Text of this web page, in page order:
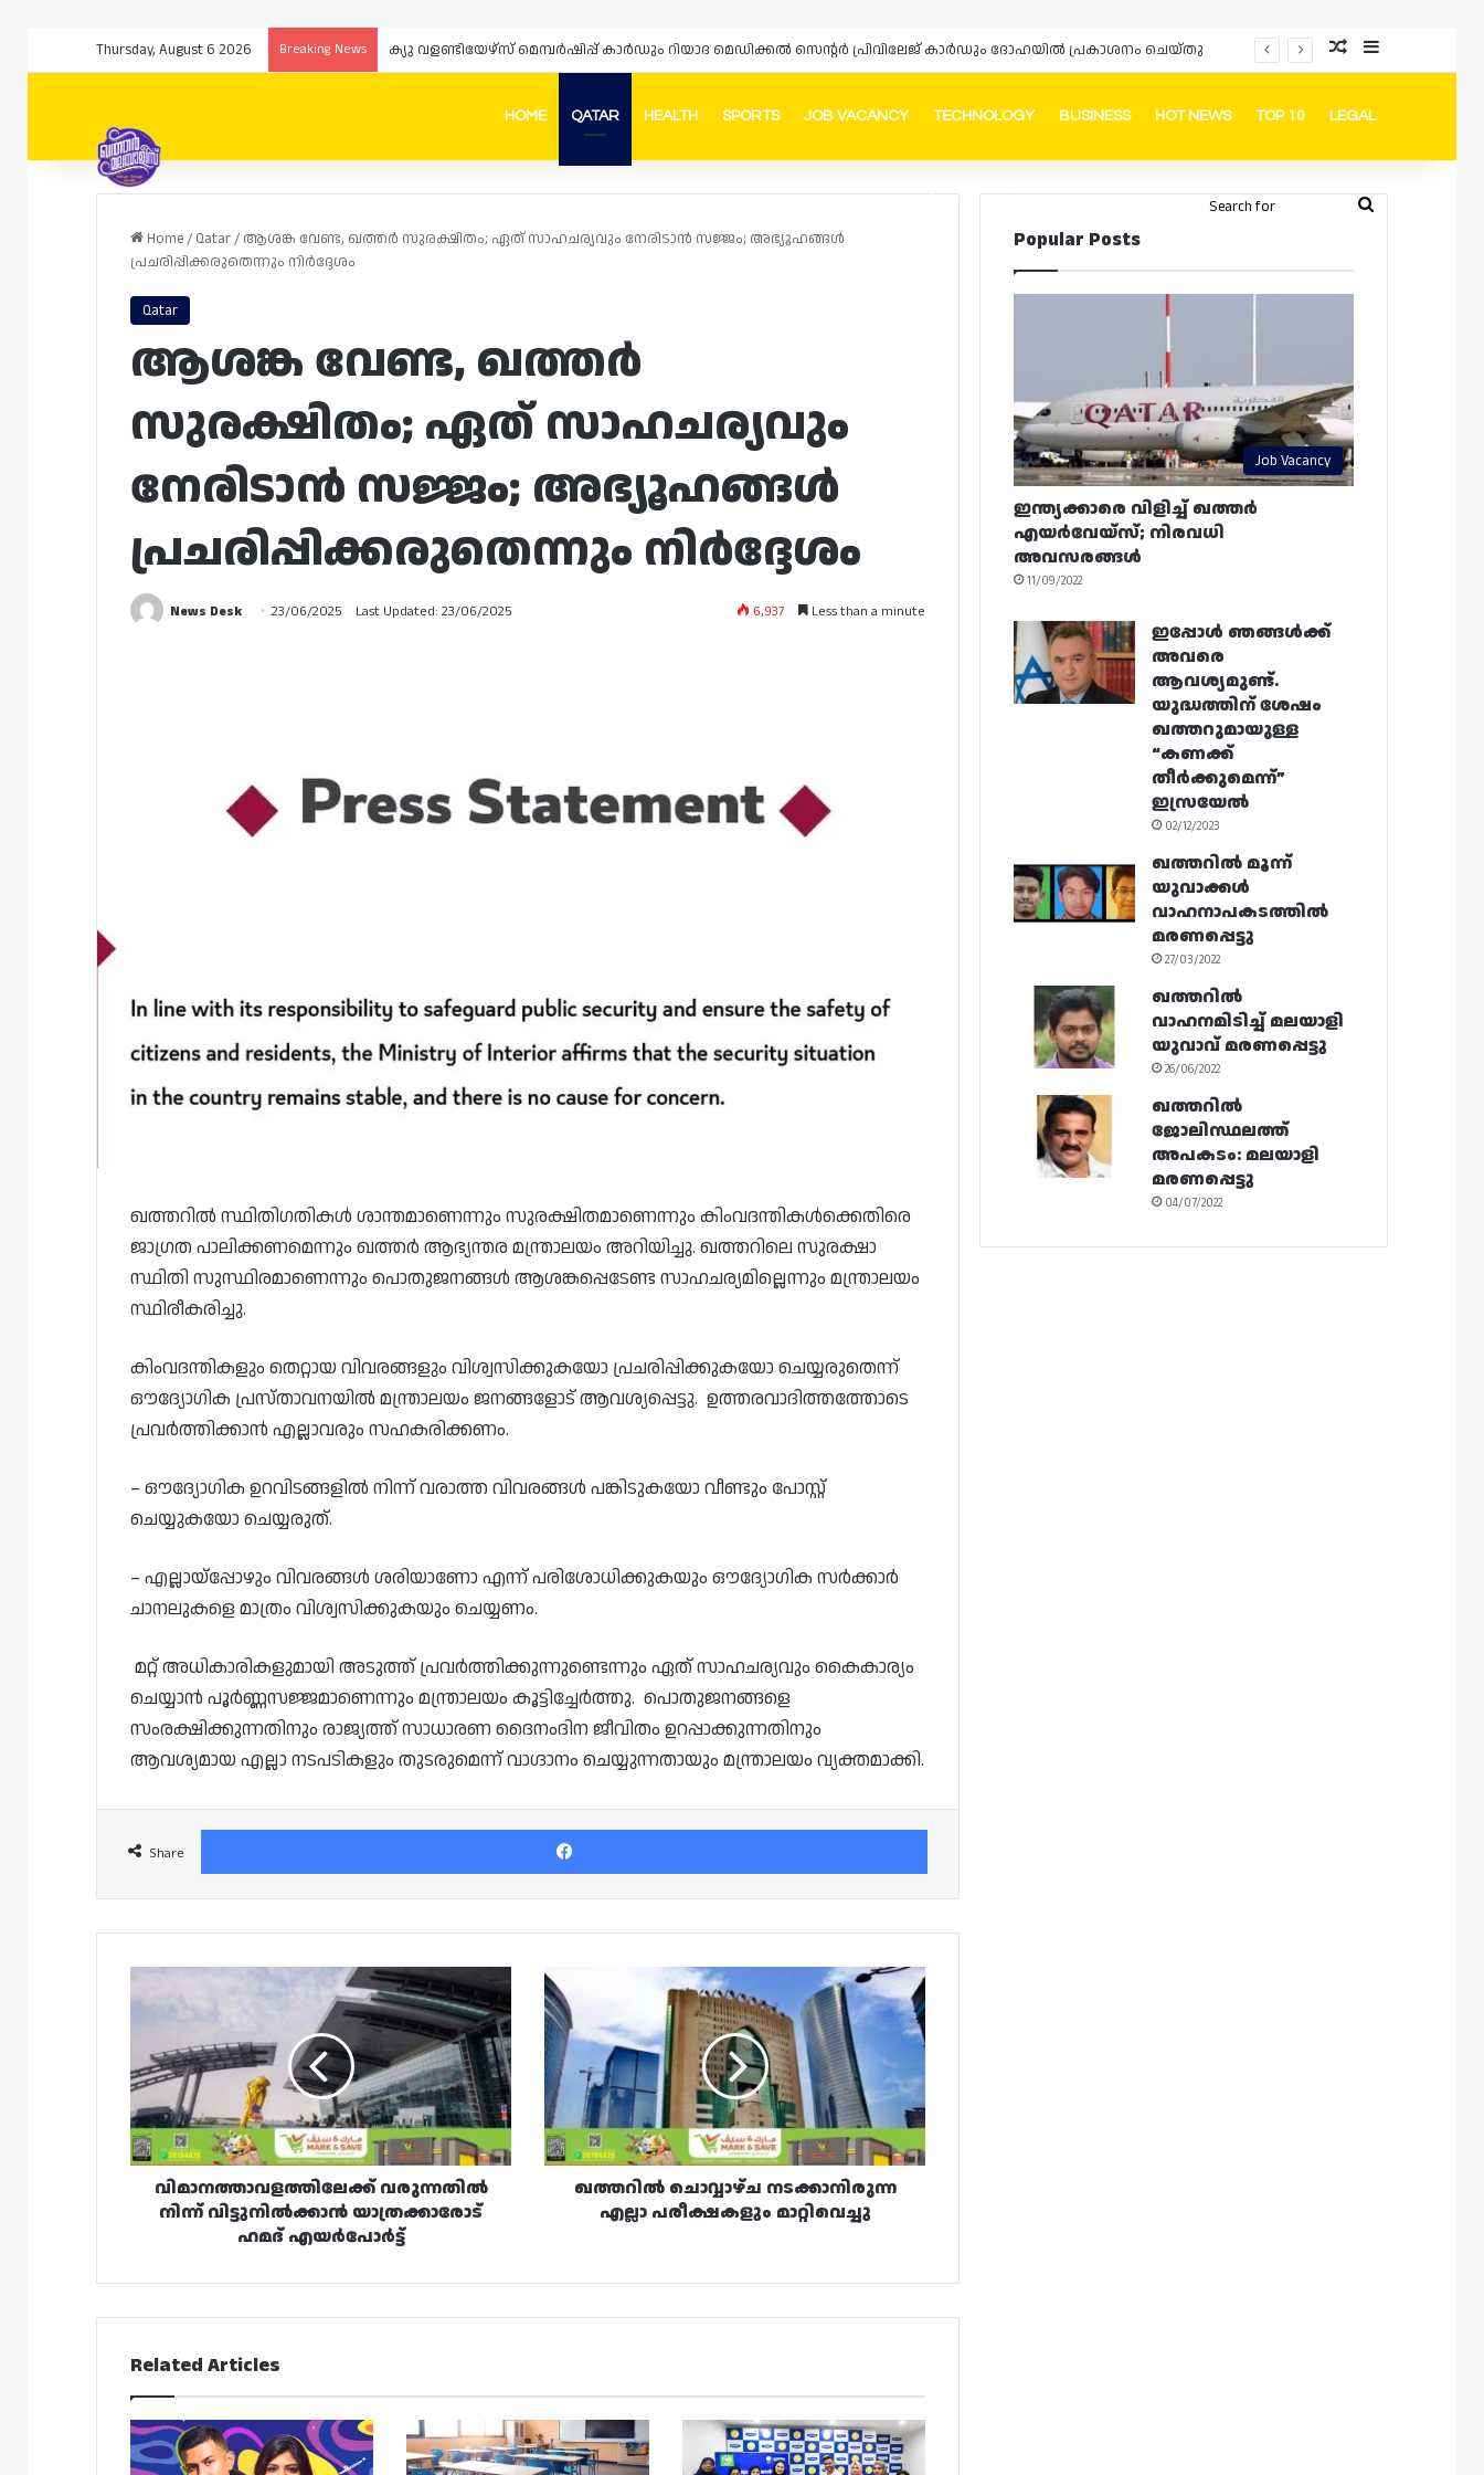
Thursday, August 6 2026 Breaking News ക്യു വളണ്ടിയേഴ്‌സ് മെമ്പർഷിപ്പ് കാർഡും റിയാദ മെഡിക്കൽ സെന്റർ പ്രിവിലേജ് കാർഡും ദോഹയിൽ പ്രകാശനം ചെയ്തു Random Article
Sidebar
HOME QATAR HEALTH SPORTS JOB VACANCY TECHNOLOGY BUSINESS HOT NEWS TOP 10 LEGAL
FacebookInstagram
Telegram
Whatsapp Random Article
Switch skin
Search
Home/ Qatar/ ആശങ്ക വേണ്ട, ഖത്തർ സുരക്ഷിതം; ഏത് സാഹചര്യവും നേരിടാൻ സജ്ജം; അഭ്യൂഹങ്ങൾ
പ്രചരിപ്പിക്കരുതെന്നും നിർദ്ദേശം
Qatar
ആശങ്ക വേണ്ട, ഖത്തർ
സുരക്ഷിതം; ഏത് സാഹചര്യവും
നേരിടാൻ സജ്ജം; അഭ്യൂഹങ്ങൾ
പ്രചരിപ്പിക്കരുതെന്നും നിർദ്ദേശം
News Desk 23/06/2025 Last Updated: 23/06/2025 6,937 Less than a minute
ഖത്തറിൽ സ്ഥിതിഗതികൾ ശാന്തമാണെന്നും സുരക്ഷിതമാണെന്നും കിംവദന്തികൾക്കെതിരെ
ജാഗ്രത പാലിക്കണമെന്നും ഖത്തർ ആഭ്യന്തര മന്ത്രാലയം അറിയിച്ചു. ഖത്തറിലെ സുരക്ഷാ
സ്ഥിതി സുസ്ഥിരമാണെന്നും പൊതുജനങ്ങൾ ആശങ്കപ്പെടേണ്ട സാഹചര്യമില്ലെന്നും മന്ത്രാലയം
സ്ഥിരീകരിച്ചു.
കിംവദന്തികളും തെറ്റായ വിവരങ്ങളും വിശ്വസിക്കുകയോ പ്രചരിപ്പിക്കുകയോ ചെയ്യരുതെന്ന്
ഔദ്യോഗിക പ്രസ്താവനയിൽ മന്ത്രാലയം ജനങ്ങളോട് ആവശ്യപ്പെട്ടു. ഉത്തരവാദിത്തത്തോടെ
പ്രവർത്തിക്കാൻ എല്ലാവരും സഹകരിക്കണം.
– ഔദ്യോഗിക ഉറവിടങ്ങളിൽ നിന്ന് വരാത്ത വിവരങ്ങൾ പങ്കിടുകയോ വീണ്ടും പോസ്റ്റ്
ചെയ്യുകയോ ചെയ്യരുത്.
– എല്ലായ്‌പ്പോഴും വിവരങ്ങൾ ശരിയാണോ എന്ന് പരിശോധിക്കുകയും ഔദ്യോഗിക സർക്കാർ
ചാനലുകളെ മാത്രം വിശ്വസിക്കുകയും ചെയ്യണം.
മറ്റ് അധികാരികളുമായി അടുത്ത് പ്രവർത്തിക്കുന്നുണ്ടെന്നും ഏത് സാഹചര്യവും കൈകാര്യം
ചെയ്യാൻ പൂർണ്ണസജ്ജമാണെന്നും മന്ത്രാലയം കൂട്ടിച്ചേർത്തു. പൊതുജനങ്ങളെ
സംരക്ഷിക്കുന്നതിനും രാജ്യത്ത് സാധാരണ ദൈനംദിന ജീവിതം ഉറപ്പാക്കുന്നതിനും
ആവശ്യമായ എല്ലാ നടപടികളും തുടരുമെന്ന് വാഗ്ദാനം ചെയ്യുന്നതായും മന്ത്രാലയം വ്യക്തമാക്കി.
Share
Facebook
വിമാനത്താവളത്തിലേക്ക്
വരുന്നതിൽ
വിട്ടുനിൽക്കാൻ
യാത്രക്കാരോട്
ഹമദ്
എയർപോർട്ട്
വിമാനത്താവളത്തിലേക്ക് വരുന്നതിൽ
നിന്ന് വിട്ടുനിൽക്കാൻ യാത്രക്കാരോട്
ഹമദ് എയർപോർട്ട്
ഖത്തറിൽ
ചൊവ്വാഴ്ച
നടക്കാനിരുന്ന
എല്ലാ
പരീക്ഷകളും
മാറ്റിവെച്ചു
ഖത്തറിൽ ചൊവ്വാഴ്ച നടക്കാനിരുന്ന
എല്ലാ പരീക്ഷകളും മാറ്റിവെച്ചു
Related Articles
Popular Posts
Job Vacancy
ഇന്ത്യക്കാരെ വിളിച്ച് ഖത്തർ
എയർവേയ്‌സ്; നിരവധി
അവസരങ്ങൾ
11/09/2022
ഇപ്പോൾ ഞങ്ങൾക്ക്
അവരെ
ആവശ്യമുണ്ട്.
യുദ്ധത്തിന് ശേഷം
ഖത്തറുമായുള്ള
“കണക്ക്
തീർക്കുമെന്ന്”
ഇസ്രയേൽ
02/12/2023
ഖത്തറിൽ മൂന്ന്
യുവാക്കൾ
വാഹനാപകടത്തിൽ
മരണപ്പെട്ടു
27/03/2022
ഖത്തറിൽ
വാഹനമിടിച്ച് മലയാളി
യുവാവ് മരണപ്പെട്ടു
26/06/2022
ഖത്തറിൽ
ജോലിസ്ഥലത്ത്
അപകടം: മലയാളി
മരണപ്പെട്ടു
04/07/2022